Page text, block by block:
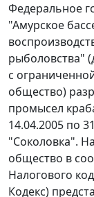
Федеральное
"Амурское
рыболовства"
с
общество)
промысел
14.04.2005 по
"Соколовка".
общество в
Налогового
Кодекс)